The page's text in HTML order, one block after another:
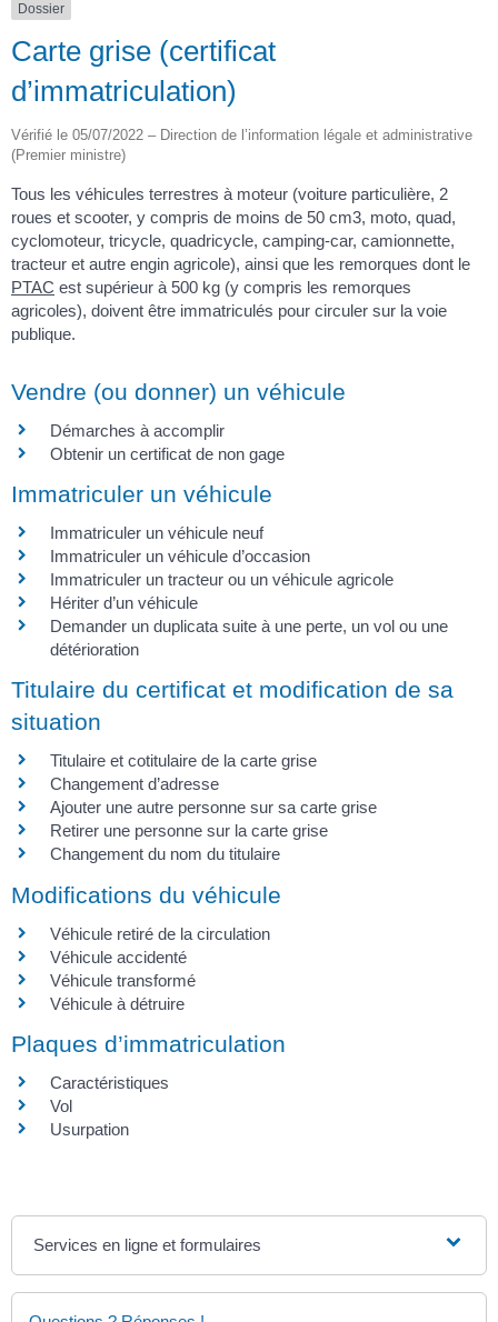
Dossier
Carte grise (certificat
d’immatriculation)
Vérifié le 05/07/2022 – Direction de l’information légale et administrative
(Premier ministre)
Tous les véhicules terrestres à moteur (voiture particulière, 2
roues et scooter, y compris de moins de 50 cm3, moto, quad,
cyclomoteur, tricycle, quadricycle, camping-car, camionnette,
tracteur et autre engin agricole), ainsi que les remorques dont le
PTAC est supérieur à 500 kg (y compris les remorques
agricoles), doivent être immatriculés pour circuler sur la voie
publique.
Vendre (ou donner) un véhicule
Démarches à accomplir
Obtenir un certificat de non gage
Immatriculer un véhicule
Immatriculer un véhicule neuf
Immatriculer un véhicule d’occasion
Immatriculer un tracteur ou un véhicule agricole
Hériter d’un véhicule
Demander un duplicata suite à une perte, un vol ou une
détérioration
Titulaire du certificat et modification de sa
situation
Titulaire et cotitulaire de la carte grise
Changement d’adresse
Ajouter une autre personne sur sa carte grise
Retirer une personne sur la carte grise
Changement du nom du titulaire
Modifications du véhicule
Véhicule retiré de la circulation
Véhicule accidenté
Véhicule transformé
Véhicule à détruire
Plaques d’immatriculation
Caractéristiques
Vol
Usurpation
Services en ligne et formulaires